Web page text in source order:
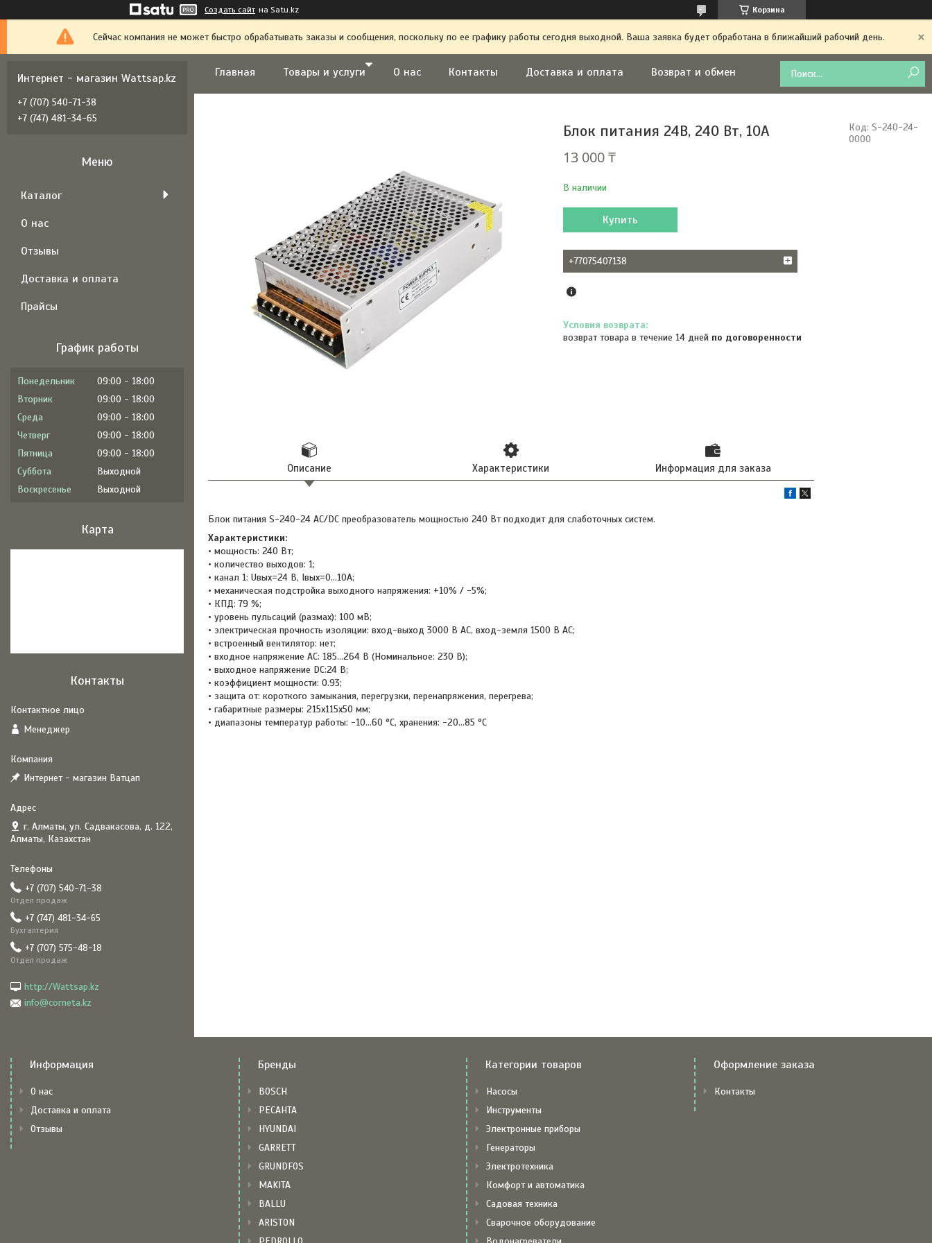
Создать сайт на Satu.kz Корзина
Сейчас компания не может быстро обрабатывать заказы и сообщения, поскольку по ее графику работы сегодня выходной. Ваша заявка будет обработана в ближайший рабочий день.
Главная Товары и услуги О нас Контакты Доставка и оплата Возврат и обмен
Блок питания 24В, 240 Вт, 10A
13 000 ₸
В наличии
Код: S-240-24-
0000
Купить
+77075407138
возврат товара в течение 14 дней по договоренности
Описание Характеристики Информация для заказа
Блок питания S-240-24 AC/DC преобразователь мощностью 240 Вт подходит для слаботочных систем.
Характеристики:
• мощность: 240 Вт;
• количество выходов: 1;
• канал 1: Uвых=24 В, Iвых=0...10А;
• механическая подстройка выходного напряжения: +10% / -5%;
• КПД: 79 %;
• уровень пульсаций (размах): 100 мВ;
• электрическая прочность изоляции: вход-выход 3000 В AC, вход-земля 1500 В AC;
• встроенный вентилятор: нет;
• входное напряжение AC: 185...264 В (Номинальное: 230 В);
• выходное напряжение DC:24 В;
• коэффициент мощности: 0.93;
• защита от: короткого замыкания, перегрузки, перенапряжения, перегрева;
• габаритные размеры: 215x115x50 мм;
• диапазоны температур работы: -10...60 °C, хранения: -20...85 °C
Интернет - магазин Wattsap.kz
+7 (707) 540-71-38
+7 (747) 481-34-65
Каталог
О нас
Отзывы
Доставка и оплата
Прайсы
График работы
Понедельник 09:00
18:00
Вторник
09:00
18:00
Среда
09:00
18:00
Четверг
09:00
18:00
Пятница
09:00
18:00
Суббота
Выходной
Воскресенье
Выходной
Карта
Контакты
Менеджер
Интернет - магазин Ватцап
г. Алматы, ул. Садвакасова, д. 122,
Алматы, Казахстан
+7 (707) 540-71-38
Отдел продаж
+7 (747) 481-34-65
Бухгалтерия
+7 (707) 575-48-18
Отдел продаж
http://Wattsap.kz
info@corneta.kz
Информация
О нас
Доставка и оплата
Отзывы
Бренды
BOSCH
РЕСАНТА
HYUNDAI
GARRETT
GRUNDFOS
MAKITA
BALLU
ARISTON
Категории товаров
Насосы
Инструменты
Электронные приборы
Генераторы
Электротехника
Комфорт и автоматика
Садовая техника
Сварочное оборудование
Оформление заказа
Контакты